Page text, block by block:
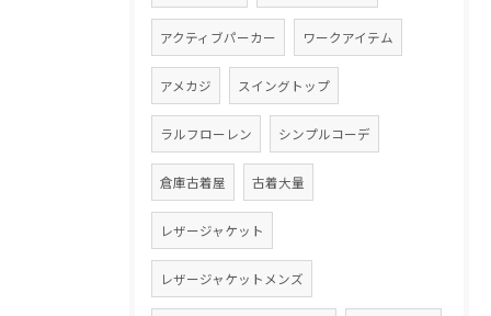
アクティブパーカー ワークアイテム
アメカジ スイングトップ
ラルフローレン シンプルコーデ
倉庫古着屋 古着大量
レザージャケット
レザージャケットメンズ